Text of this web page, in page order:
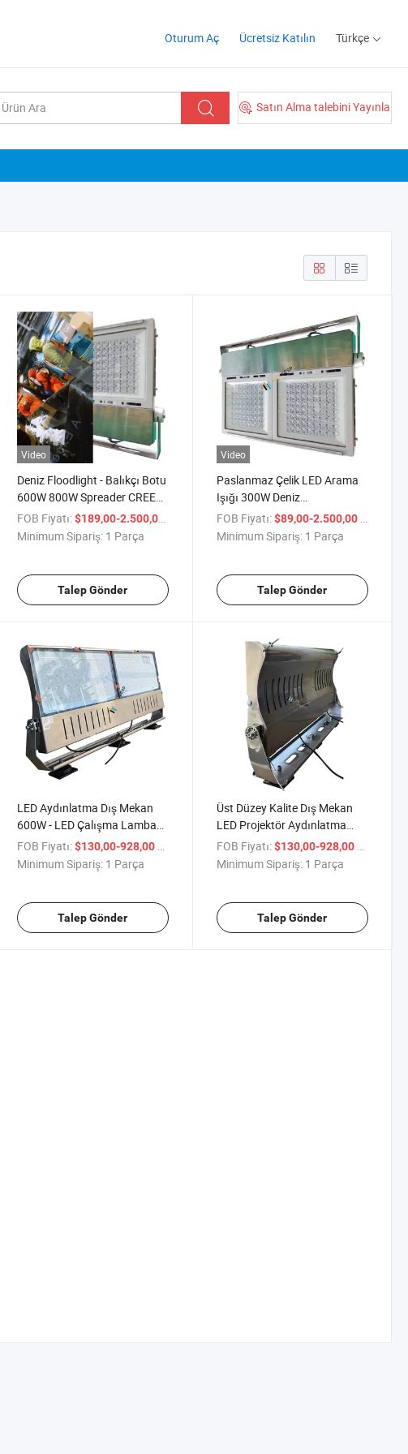
Oturum Aç Ücretsiz Katılın Türkçe
Satın Alma talebini Yayınla
Video
Deniz Floodlight - Balıkçı Botu
600W 800W Spreader CREE
LED'ler 5700K LED Spot Işık
FOB Fiyatı: $189,00-2.500,00
Minimum Sipariş: 1 Parça
Talep Gönder
Video
Paslanmaz Çelik LED Arama
Işığı 300W Deniz
Aydınlatması Balık Botu Sel
Işığı 24V
FOB Fiyatı: $89,00-2.500,00 / Parça
Minimum Sipariş: 1 Parça
Talep Gönder
LED Aydınlatma Dış Mekan
600W - LED Çalışma Lambası
87000lm Stadyum
Aydınlatması Dış Mekan
Parlak Floodlight Yüksek Güç
Mekan LED Flood Light IP66
FOB Fiyatı: $130,00-928,00
Minimum Sipariş: 1 Parça
Talep Gönder
Üst Düzey Kalite Dış Mekan
LED Projektör Aydınlatma
Armatürleri Su Geçirmez IP66
200W Dış Mekan Projektörü
Süper Parlak Spor
Çelik 316 Projektör
FOB Fiyatı: $130,00-928,00
Minimum Sipariş: 1 Parça
Talep Gönder